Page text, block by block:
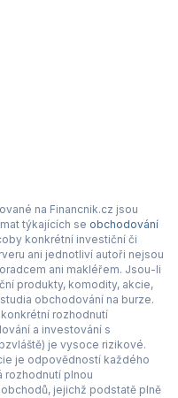
na Financnik.cz jsou
týkajících se obchodování
konkrétní investiční či
ani jednotliví autoři nejsou
ani makléřem. Jsou-li
produkty, komodity, akcie,
obchodování na burze.
rozhodnutí
a investování s
je vysoce rizikové.
je odpovědností každého
rozhodnutí plnou
jejichž podstatě plně